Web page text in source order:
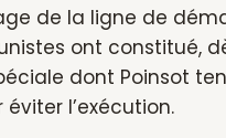
de la ligne de
ont constitué,
dont Poinsot
l’exécution.